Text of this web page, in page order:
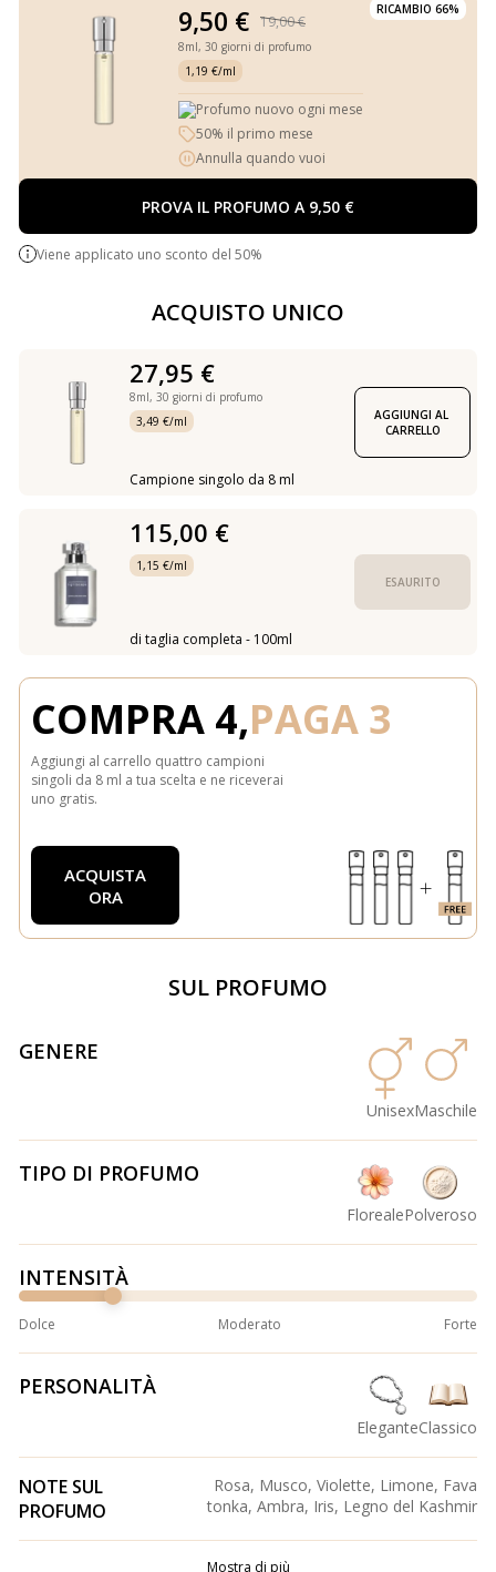
RICAMBIO 66%
9,50 € 19,00 €
8ml, 30 giorni di profumo
1,19 €/ml
Profumo nuovo ogni mese
50% il primo mese
Annulla quando vuoi
PROVA IL PROFUMO A 9,50 €
Viene applicato uno sconto del 50%
ACQUISTO UNICO
27,95 €
8ml, 30 giorni di profumo
3,49 €/ml
Campione singolo da 8 ml
AGGIUNGI AL
CARRELLO
115,00 €
1,15 €/ml
di taglia completa - 100ml
ESAURITO
COMPRA 4,PAGA 3
Aggiungi al carrello quattro campioni
singoli da 8 ml a tua scelta e ne riceverai
uno gratis.
ACQUISTA
ORA
SUL PROFUMO
GENERE
UnisexMaschile
TIPO DI PROFUMO
FlorealePolveroso
INTENSITÀ
Dolce Moderato Forte
PERSONALITÀ
EleganteClassico
NOTE SUL
PROFUMO
Rosa, Musco, Violette, Limone, Fava
tonka, Ambra, Iris, Legno del Kashmir
Mostra di più